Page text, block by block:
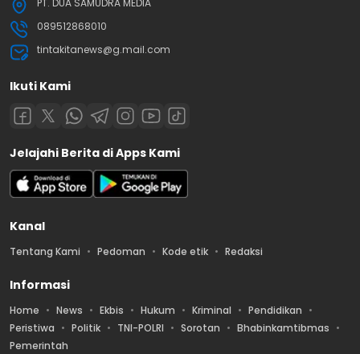
089512868010
tintakitanews@g.mail.com
Ikuti Kami
Jelajahi Berita di Apps Kami
Kanal
Tentang Kami Pedoman Kode etik Redaksi
Informasi
Home News Ekbis Hukum Kriminal
Pendidikan
Peristiwa
Politik TNI-POLRI Sorotan
Bhabinkamtibmas
Pemerintah